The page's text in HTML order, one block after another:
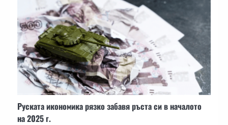
Руската икономика рязко забавя ръста си в началото
на 2025 г.